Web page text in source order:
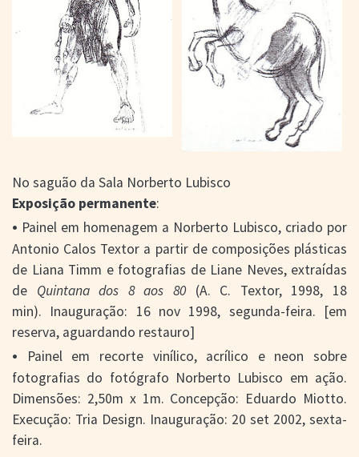
No saguão da Sala Norberto Lubisco
Exposição permanente:
• Painel em homenagem a Norberto Lubisco, criado por
Antonio Calos Textor a partir de composições plásticas
de Liana Timm e fotografias de Liane Neves, extraídas
de Quintana dos 8 aos 80 (A. C. Textor, 1998, 18
min). Inauguração: 16 nov 1998, segunda-feira. [em
reserva, aguardando restauro]
• Painel em recorte vinílico, acrílico e neon sobre
fotografias do fotógrafo Norberto Lubisco em ação.
Dimensões: 2,50m x 1m. Concepção: Eduardo Miotto.
Execução: Tria Design. Inauguração: 20 set 2002, sexta-
feira.